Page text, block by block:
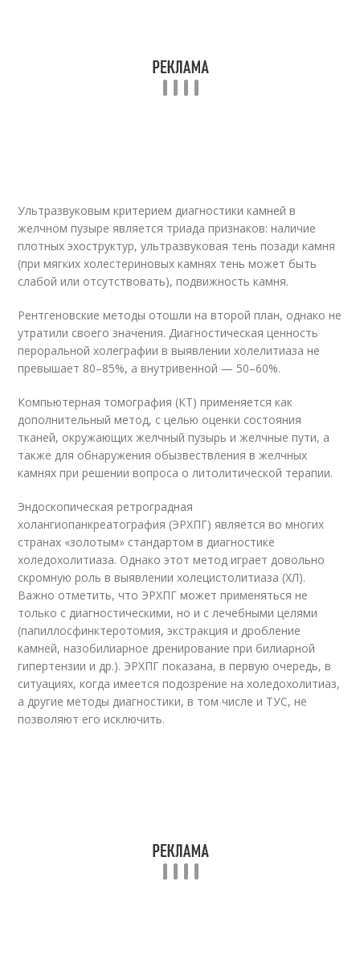
Ультразвуковым критерием диагностики камней в
желчном пузыре является триада признаков: наличие
плотных эхоструктур, ультразвуковая тень позади камня
(при мягких холестериновых камнях тень может быть
слабой или отсутствовать), подвижность камня.
Рентгеновские методы отошли на второй план, однако не
утратили своего значения. Диагностическая ценность
пероральной холеграфии в выявлении холелитиаза не
превышает 80–85%, а внутривенной — 50–60%.
Компьютерная томография (КТ) применяется как
дополнительный метод, с целью оценки состояния
тканей, окружающих желчный пузырь и желчные пути, а
также для обнаружения обызвествления в желчных
камнях при решении вопроса о литолитической терапии.
Эндоскопическая ретроградная
холангиопанкреатография (ЭРХПГ) является во многих
странах «золотым» стандартом в диагностике
холедохолитиаза. Однако этот метод играет довольно
скромную роль в выявлении холецистолитиаза (ХЛ).
Важно отметить, что ЭРХПГ может применяться не
только с диагностическими, но и с лечебными целями
(папиллосфинктеротомия, экстракция и дробление
камней, назобилиарное дренирование при билиарной
гипертензии и др.). ЭРХПГ показана, в первую очередь, в
ситуациях, когда имеется подозрение на холедохолитиаз,
а другие методы диагностики, в том числе и ТУС, не
позволяют его исключить.